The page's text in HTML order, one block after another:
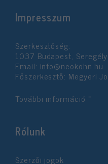
Impresszum
Szerkesztőség:
1037 Budapest,
Email: info@neokohn.hu
Főszerkesztő: Megyeri
További információ »
Rólunk
Szerzői jogok